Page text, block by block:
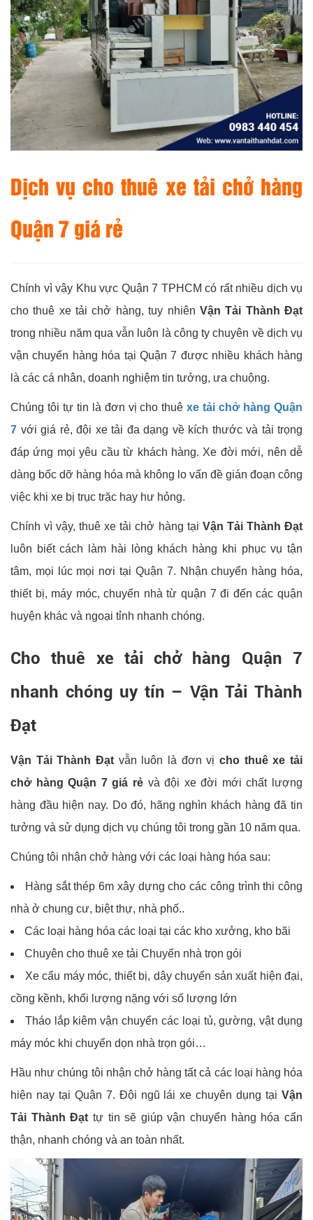
Dịch vụ cho thuê xe tải chở hàng
Quận 7 giá rẻ
Chính vì vậy Khu vực Quận 7 TPHCM có rất nhiều dịch vụ
cho thuê xe tải chở hàng, tuy nhiên Vận Tải Thành Đạt
trong nhiều năm qua vẫn luôn là công ty chuyên về dịch vụ
vận chuyển hàng hóa tại Quận 7 được nhiều khách hàng
là các cá nhân, doanh nghiệm tin tưởng, ưa chuộng.
Chúng tôi tự tin là đơn vị cho thuêxe tải chở hàng Quận
7 với giá rẻ, đội xe tải đa dạng về kích thước và tải trọng
đáp ứng mọi yêu cầu từ khách hàng. Xe đời mới, nên dễ
dàng bốc dỡ hàng hóa mà không lo vấn đề gián đoạn công
việc khi xe bị trục trặc hay hư hỏng.
Chính vì vậy, thuê xe tải chở hàng tại Vận Tải Thành Đạt
luôn biết cách làm hài lòng khách hàng khi phục vụ tận
tâm, mọi lúc mọi nơi tại Quận 7. Nhận chuyển hàng hóa,
thiết bị, máy móc, chuyển nhà từ quận 7 đi đến các quận
huyện khác và ngoại tỉnh nhanh chóng.
Cho thuê xe tải chở hàng Quận 7
nhanh chóng uy tín – Vận Tải Thành
Đạt
Vận Tải Thành Đạt vẫn luôn là đơn vị cho thuê xe tải
chở hàng Quận 7 giá rẻvà đội xe đời mới chất lượng
hàng đầu hiện nay. Do đó, hãng nghìn khách hàng đã tin
tưởng và sử dụng dịch vụ chúng tôi trong gần 10 năm qua.
Chúng tôi nhận chở hàng với các loại hàng hóa sau:
Hàng sắt thép 6m xây dựng cho các công trình thi công
nhà ở chung cư, biệt thự, nhà phố..
Các loại hàng hóa các loại tại các kho xưởng, kho bãi
Chuyên cho thuê xe tải Chuyển nhà trọn gói
Xe cẩu máy móc, thiết bị, dây chuyển sản xuất hiện đại,
cồng kềnh, khối lượng nặng với số lượng lớn
Tháo lắp kiêm vận chuyển các loại tủ, gường, vật dụng
máy móc khi chuyển dọn nhà trọn gói…
Hầu như chúng tôi nhận chở hàng tất cả các loại hàng hóa
hiện nay tại Quận 7. Đội ngũ lái xe chuyên dụng tại Vận
Tải Thành Đạt tự tin sẽ giúp vận chuyển hàng hóa cẩn
thận, nhanh chóng và an toàn nhất.